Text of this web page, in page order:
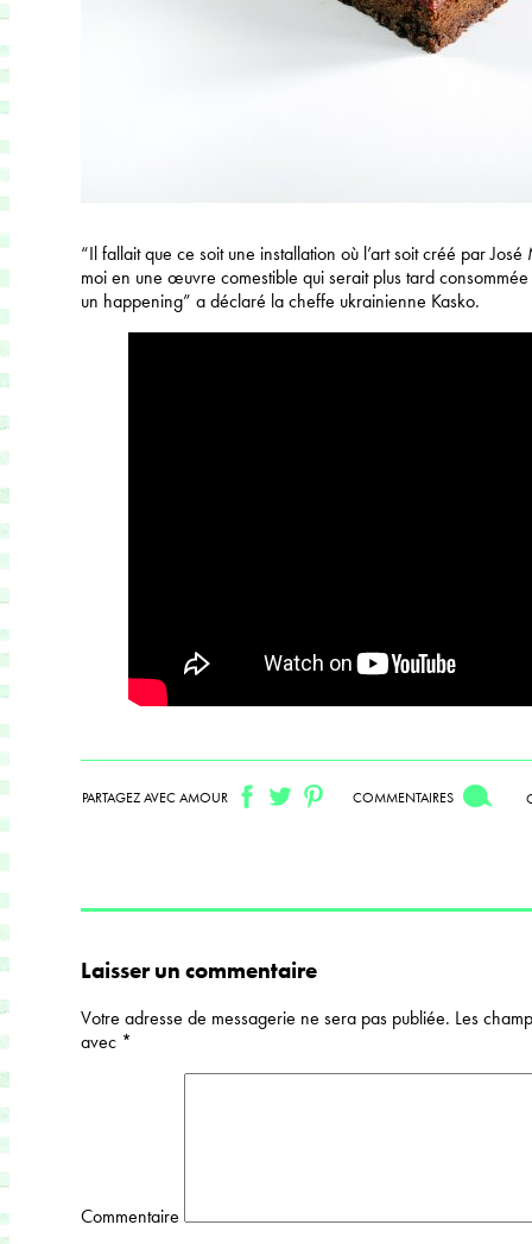
“Il fallait que ce soit une installation où l’art soit créé par
moi en une œuvre comestible qui serait plus tard
un happening” a déclaré la cheffe ukrainienne Kasko.
PARTAGEZ AVEC AMOUR COMMENTAIRES
Laisser un commentaire
Votre adresse de messagerie ne sera pas publiée. Les
avec *
Commentaire